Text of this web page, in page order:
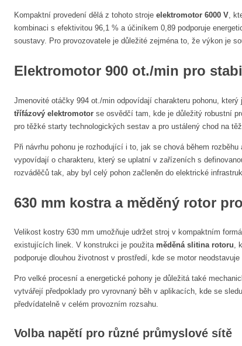
Kompaktní provedení dělá z tohoto stroje elektromotor 6000 V,
kombinaci s efektivitou 96,1 % a účiníkem 0,89 podporuje
soustavy. Pro provozovatele je důležité zejména to, že výkon je
Elektromotor 900 ot./min pro
Jmenovité otáčky 994 ot./min odpovídají charakteru pohonu,
třífázový elektromotor se osvědčí tam, kde je důležitý robustní
pro těžké starty technologických sestav a pro ustálený chod na
Při návrhu pohonu je rozhodující i to, jak se chová během
vypovídají o charakteru, který se uplatní v zařízeních s
rozváděčů tak, aby byl celý pohon začleněn do elektrické
630 mm kostra a měděný rotor
Velikost kostry 630 mm umožňuje udržet stroj v kompaktním
existujících linek. V konstrukci je použita měděná slitina rotoru,
podporuje dlouhou životnost v prostředí, kde se motor
Pro velké procesní a energetické pohony je důležitá také
vytvářejí předpoklady pro vyrovnaný běh v aplikacích, kde se
předvídatelně v celém provozním rozsahu.
Volba napětí pro různé průmyslové sítě